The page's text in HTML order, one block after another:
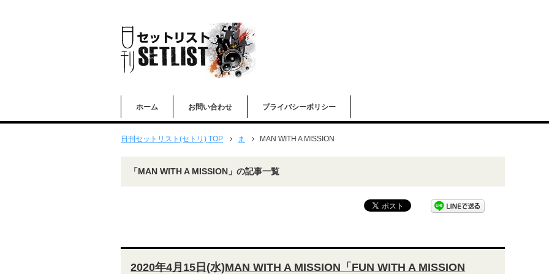
ホーム お問い合わせ プライバシーポリシー
日刊セットリスト(セトリ) TOP ま MAN WITH A MISSION
「MAN WITH A MISSION」の記事一覧
2020年4月15日(水)MAN WITH A MISSION「FUN WITH A MISSION